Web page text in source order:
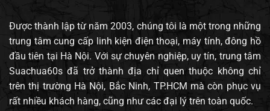
Được thành lập từ năm 2003, chúng tôi là một trong những
trung tâm cung cấp linh kiện điện thoại, máy tính, đông hồ
đầu tiên tại Hà Nội. Với sự chuyên nghiệp, uy tín, trung tâm
Suachua60s đã trở thành địa chỉ quen thuộc không chỉ
trên thị trường Hà Nội, Bắc Ninh, TP.HCM mà còn phục vụ
rất nhiều khách hàng, cũng như các đại lý trên toàn quốc.